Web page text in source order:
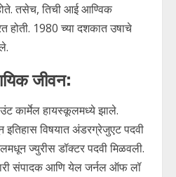
तसेच, तिची आई आण्विक
होती. 1980 च्या दशकात उषाचे
जीवन:
कार्मेल हायस्कूलमध्ये झाले.
इतिहास विषयात अंडरग्रेजुएट पदवी
ज्युरीस डॉक्टर पदवी मिळवली.
संपादक आणि येल जर्नल ऑफ लॉ